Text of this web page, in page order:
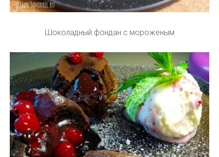
Шоколадный фондан с мороженым